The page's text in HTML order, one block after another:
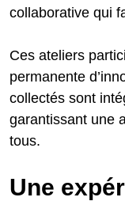
collaborative qui
Ces ateliers
permanente
collectés sont
garantissant une
tous.
Une